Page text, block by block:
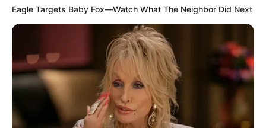
Eagle Targets Baby Fox—Watch What The Neighbor Did Next